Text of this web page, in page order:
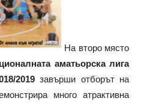
На второ място
аматьорска лига
2019 завърши отборът на
много атрактивна